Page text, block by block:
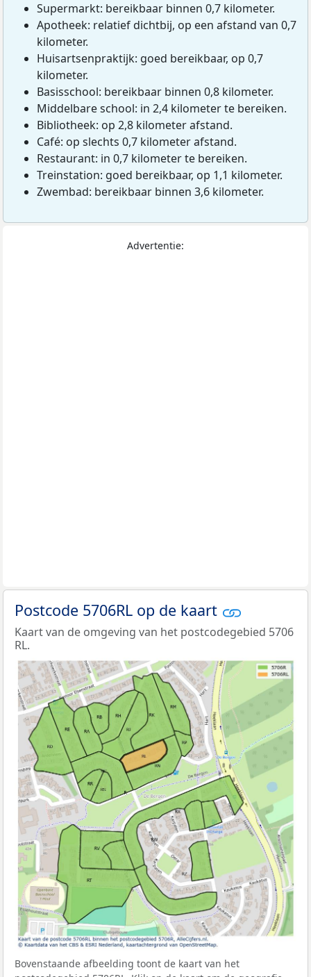
Supermarkt: bereikbaar binnen 0,7 kilometer.
Apotheek: relatief dichtbij, op een afstand van 0,7
kilometer.
Huisartsenpraktijk: goed bereikbaar, op 0,7
kilometer.
Basisschool: bereikbaar binnen 0,8 kilometer.
Middelbare school: in 2,4 kilometer te bereiken.
Bibliotheek: op 2,8 kilometer afstand.
Café: op slechts 0,7 kilometer afstand.
Restaurant: in 0,7 kilometer te bereiken.
Treinstation: goed bereikbaar, op 1,1 kilometer.
Zwembad: bereikbaar binnen 3,6 kilometer.
Advertentie:
Postcode 5706RL op de kaart
Kaart van de omgeving van het postcodegebied 5706
RL.
Bovenstaande afbeelding toont de kaart van het